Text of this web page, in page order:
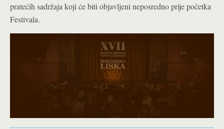
pratećih sadržaja koji će biti objavljeni neposredno prije početka
Festivala.